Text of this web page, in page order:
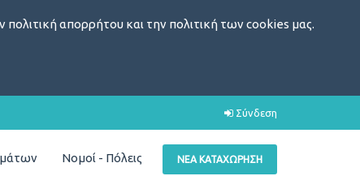
απορρήτου και την πολιτική των cookies μας.
Σύνδεση
ΝΈΑ ΚΑΤΑΧΏΡΗΣΗ
Νομοί - Πόλεις